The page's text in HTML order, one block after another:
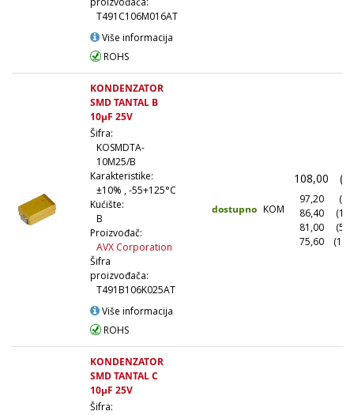
T491C106M016AT
Više informacija
ROHS
KONDENZATOR
SMD TANTAL B
10µF 25V
Šifra:
KOSMDTA-
10M25/B
Karakteristike:
±10% , -55+125°C
Kućište:
B
Proizvođač:
AVX Corporation
Šifra
proizvođača:
T491B106K025AT
Više informacija
ROHS
dostupno KOM
108,00
97,20
86,40
81,00
75,60
KONDENZATOR
SMD TANTAL C
10µF 25V
Šifra: